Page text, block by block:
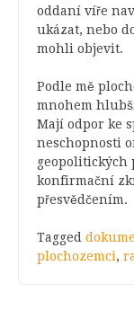
oddaní víře
ukázat, nebo
mohli objevit.
Podle mě
mnohem
Mají odpor ke
neschopnosti
geopolitických
konfirmační
přesvědčením.
Tagged
plochozemci,